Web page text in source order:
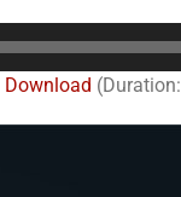
Download